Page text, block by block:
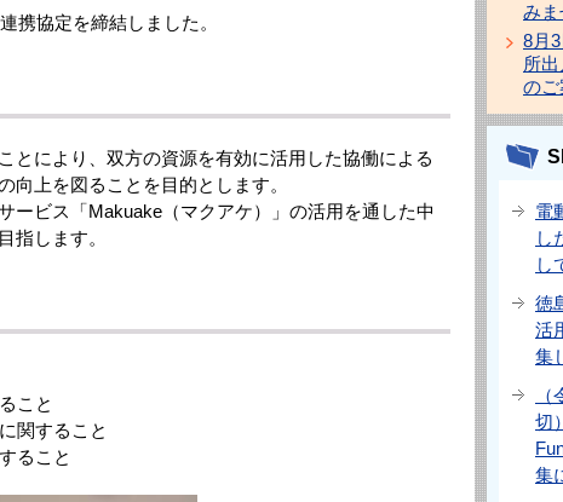
携協定を締結しました。
により、双方の資源を有効に活用した協働による
上を図ることを目的とします。
ビス「Makuake（マクアケ）」の活用を通した中
指します。
こと
関すること
ること
み
8月
所
のご
電
し
し
徳
活
集
切
集